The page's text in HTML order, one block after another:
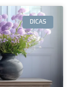
DICAS